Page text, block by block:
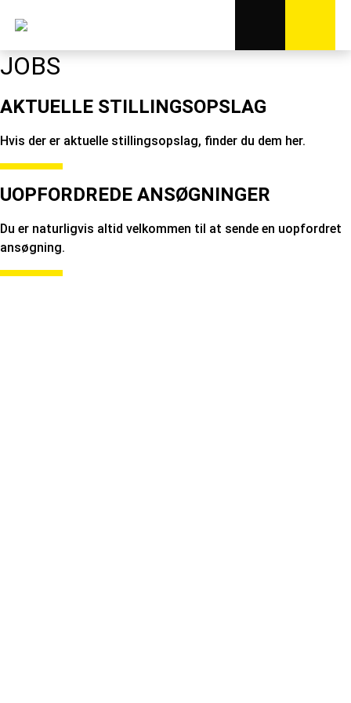
JOBS
AKTUELLE STILLINGSOPSLAG
Hvis der er aktuelle stillingsopslag, finder du dem her.
UOPFORDREDE ANSØGNINGER
Du er naturligvis altid velkommen til at sende en uopfordret
ansøgning.